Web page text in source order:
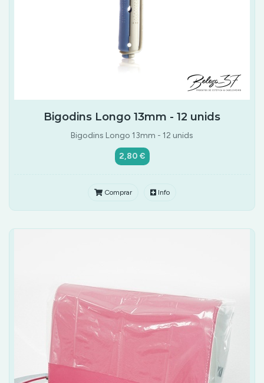
Bigodins Longo 13mm - 12 unids
Bigodins Longo 13mm - 12 unids
2,80 €
Comprar Info